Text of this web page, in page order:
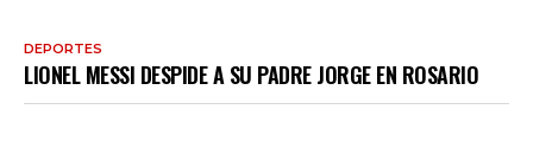
DEPORTES
LIONEL MESSI DESPIDE A SU PADRE JORGE EN ROSARIO